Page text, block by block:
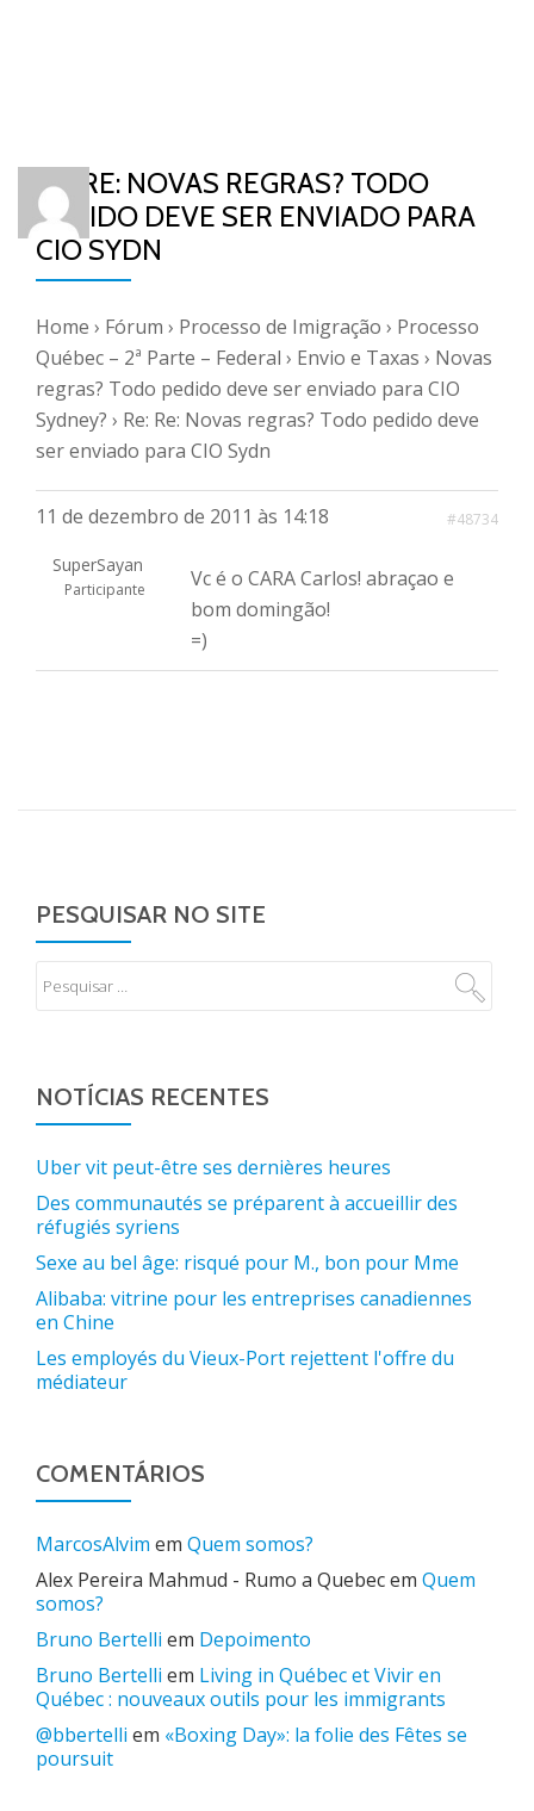
RE: RE: NOVAS REGRAS? TODO
PEDIDO DEVE SER ENVIADO PARA
CIO SYDN
Home › Fórum › Processo de Imigração › Processo
Québec – 2ª Parte – Federal › Envio e Taxas › Novas
regras? Todo pedido deve ser enviado para CIO
Sydney? › Re: Re: Novas regras? Todo pedido deve
ser enviado para CIO Sydn
11 de dezembro de 2011 às 14:18 #48734
SuperSayan
Participante
Vc é o CARA Carlos! abraçao e
bom domingão!
=)
PESQUISAR NO SITE
NOTÍCIAS RECENTES
Uber vit peut-être ses dernières heures
Des communautés se préparent à accueillir des
réfugiés syriens
Sexe au bel âge: risqué pour M., bon pour Mme
Alibaba: vitrine pour les entreprises canadiennes
en Chine
Les employés du Vieux-Port rejettent l'offre du
médiateur
COMENTÁRIOS
MarcosAlvim em Quem somos?
Alex Pereira Mahmud - Rumo a Quebecem Quem
somos?
Bruno Bertelli em Depoimento
Bruno Bertelli em Living in Québec et Vivir en
Québec : nouveaux outils pour les immigrants
@bbertelli em «Boxing Day»: la folie des Fêtes se
poursuit